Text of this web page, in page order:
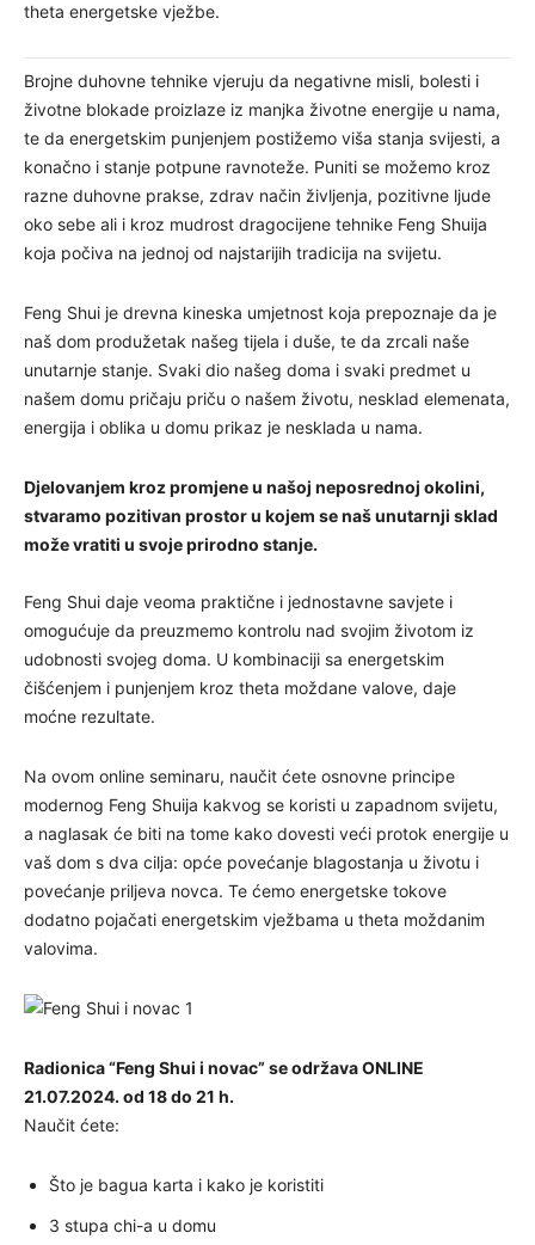
theta energetske vježbe.
Brojne duhovne tehnike vjeruju da negativne misli, bolesti i
životne blokade proizlaze iz manjka životne energije u nama,
te da energetskim punjenjem postižemo viša stanja svijesti, a
konačno i stanje potpune ravnoteže. Puniti se možemo kroz
razne duhovne prakse, zdrav način življenja, pozitivne ljude
oko sebe ali i kroz mudrost dragocijene tehnike Feng Shuija
koja počiva na jednoj od najstarijih tradicija na svijetu.
Feng Shui je drevna kineska umjetnost koja prepoznaje da je
naš dom produžetak našeg tijela i duše, te da zrcali naše
unutarnje stanje. Svaki dio našeg doma i svaki predmet u
našem domu pričaju priču o našem životu, nesklad elemenata,
energija i oblika u domu prikaz je nesklada u nama.
Djelovanjem kroz promjene u našoj neposrednoj okolini,
stvaramo pozitivan prostor u kojem se naš unutarnji sklad
može vratiti u svoje prirodno stanje.
Feng Shui daje veoma praktične i jednostavne savjete i
omogućuje da preuzmemo kontrolu nad svojim životom iz
udobnosti svojeg doma. U kombinaciji sa energetskim
čišćenjem i punjenjem kroz theta moždane valove, daje
moćne rezultate.
Na ovom online seminaru, naučit ćete osnovne principe
modernog Feng Shuija kakvog se koristi u zapadnom svijetu,
a naglasak će biti na tome kako dovesti veći protok energije u
vaš dom s dva cilja: opće povećanje blagostanja u životu i
povećanje priljeva novca. Te ćemo energetske tokove
dodatno pojačati energetskim vježbama u theta moždanim
valovima.
Radionica “Feng Shui i novac” se održava ONLINE
21.07.2024. od 18 do 21 h.
Naučit ćete:
Što je bagua karta i kako je koristiti
3 stupa chi-a u domu